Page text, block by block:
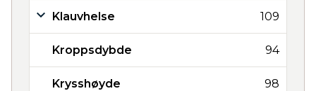
Klauvhelse 109
Kroppsdybde 94
Krysshøyde 98